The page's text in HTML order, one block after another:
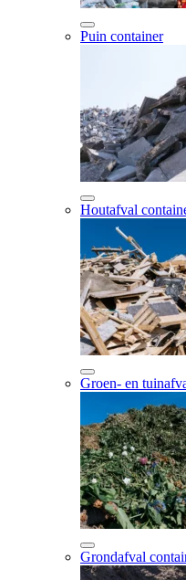
Puin container
Houtafval
Groen- en
Grondafval